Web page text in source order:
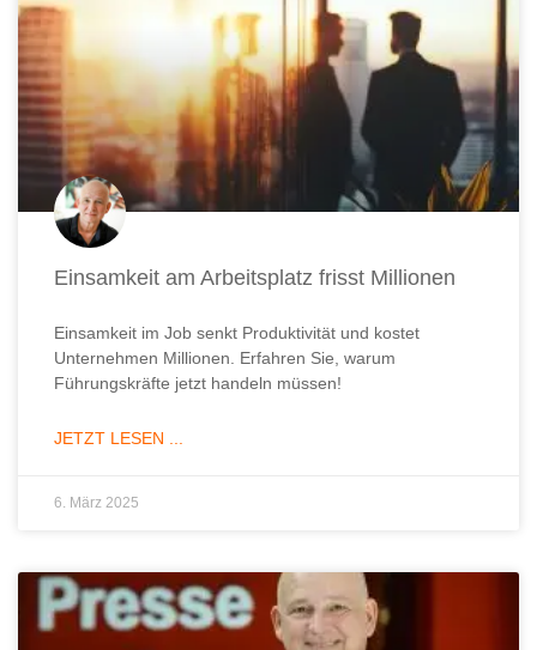
Einsamkeit am Arbeitsplatz frisst Millionen
Einsamkeit im Job senkt Produktivität und kostet
Unternehmen Millionen. Erfahren Sie, warum
Führungskräfte jetzt handeln müssen!
JETZT LESEN ...
6. März 2025